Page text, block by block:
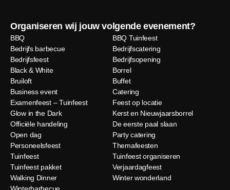
Organiseren wij jouw volgende evenement?
BBQ
BBQ Tuinfeest
Bedrijfs barbecue
Bedrijfscatering
Bedrijfsfeest
Bedrijfsopening
Black & White
Borrel
Bruiloft
Buffet
Business event
Catering
Examenfeest – Tuinfeest
Feest op locatie
Glow in the Dark
Kerst en Nieuwjaarsborrel
Officiële handeling
De eerste paal slaan
Open dag
Party catering
Personeelsfeest
Themafeesten
Tuinfeest
Tuinfeest organiseren
Tuinfeest pakket
Verjaardagfeest
Walking Dinner
Winter wonderland